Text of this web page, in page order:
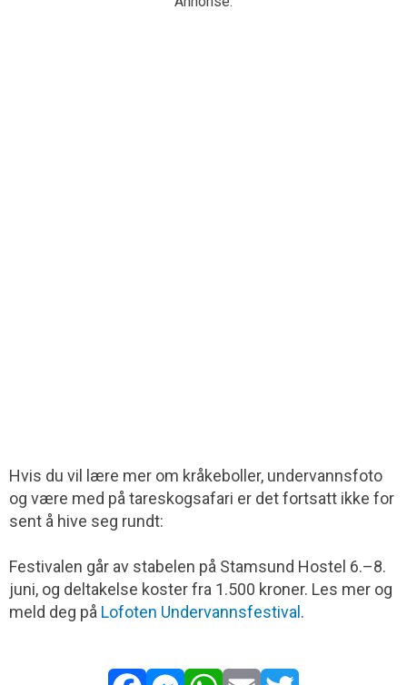
Hvis du vil lære mer om kråkeboller, undervannsfoto
og være med på tareskogsafari er det fortsatt ikke for
sent å hive seg rundt:
Festivalen går av stabelen på Stamsund Hostel 6.–8.
juni, og deltakelse koster fra 1.500 kroner. Les mer og
meld deg på Lofoten Undervannsfestival .